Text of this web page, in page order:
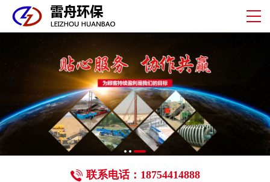
联系电话：18754414888